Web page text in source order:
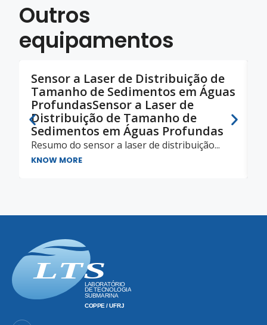
Outros
equipamentos
Sensor a Laser de Distribuição de
Tamanho de Sedimentos em Águas
ProfundasSensor a Laser de
Distribuição de Tamanho de
Sedimentos em Águas Profundas
Resumo do sensor a laser de distribuição...
KNOW MORE